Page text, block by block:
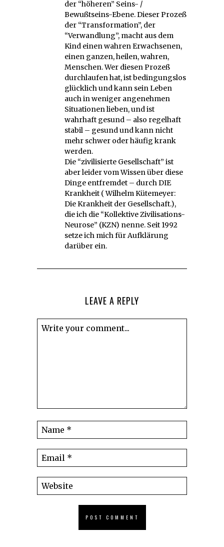
der “höheren” Seins- /
Bewußtseins-Ebene. Dieser Prozeß
der “Transformation”, der
“Verwandlung”, macht aus dem
Kind einen wahren Erwachsenen,
einen ganzen, heilen, wahren,
Menschen. Wer diesen Prozeß
durchlaufen hat, ist bedingungslos
glücklich und kann sein Leben
auch in weniger angenehmen
Situationen lieben, und ist
wahrhaft gesund – also regelhaft
stabil – gesund und kann nicht
mehr schwer oder häufig krank
werden.
Die “zivilisierte Gesellschaft” ist
aber leider vom Wissen über diese
Dinge entfremdet – durch DIE
Krankheit ( Wilhelm Kütemeyer:
Die Krankheit der Gesellschaft.),
die ich die “Kollektive Zivilisations-
Neurose” (KZN) nenne. Seit 1992
setze ich mich für Aufklärung
darüber ein.
LEAVE A REPLY